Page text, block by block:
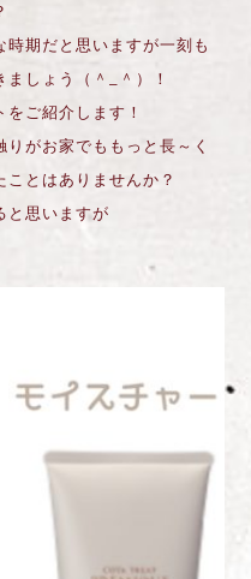
期だと思いますが一刻も
しょう（＾_＾）！
ご紹介します！
がお家でももっと長～く
とはありませんか？
と思いますが